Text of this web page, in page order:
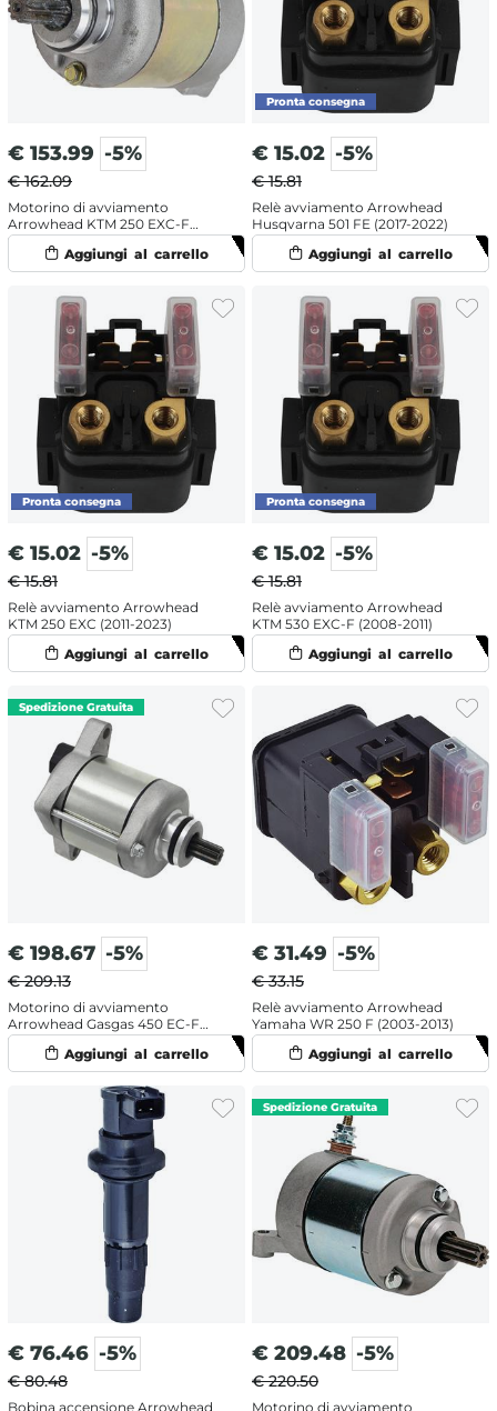
€ 153.99 -5%
€ 162.09
Motorino di avviamento
Arrowhead KTM 250 EXC-F
(2001-2006)
€ 15.02 -5%
€ 15.81
Relè avviamento Arrowhead
Husqvarna 501 FE (2017-2022)
€ 15.02 -5%
€ 15.81
Relè avviamento Arrowhead
KTM 250 EXC (2011-2023)
€ 15.02 -5%
€ 15.81
Relè avviamento Arrowhead
KTM 530 EXC-F (2008-2011)
€ 198.67 -5%
€ 209.13
Motorino di avviamento
Arrowhead Gasgas 450 EC-F
(2013-2015)
€ 31.49 -5%
€ 33.15
Relè avviamento Arrowhead
Yamaha WR 250 F (2003-2013)
€ 76.46 -5%
€ 80.48
Bobina accensione Arrowhead
€ 209.48 -5%
€ 220.50
Motorino di avviamento